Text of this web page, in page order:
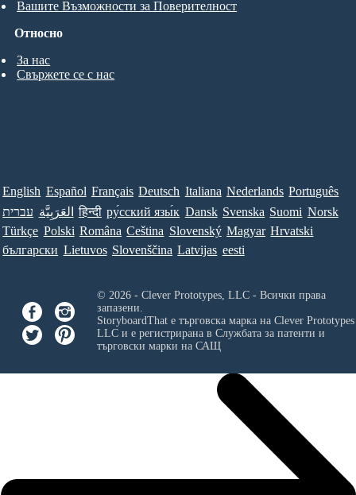
Относно
За нас
Свържете се с нас
Вашите Възможности за Поверителност
English Español Français Deutsch Italiana Nederlands Português
עברית العَرَبِيَّة हिन्दी ру́сский язы́к Dansk Svenska Suomi Norsk
Türkçe Polski Româna Ceština Slovenský Magyar Hrvatski
български Lietuvos Slovenščina Latvijas eesti
© 2026 - Clever Prototypes, LLC - Всички права
запазени.
StoryboardThat е търговска марка на Clever
LLCи е регистрирана в Службата за патенти и
търговски марки на САЩ